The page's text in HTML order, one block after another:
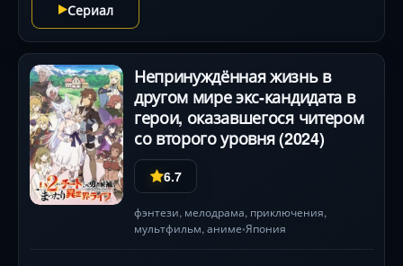
Сериал
Непринуждённая жизнь в
другом мире экс-кандидата в
герои, оказавшегося читером
со второго уровня (2024)
6.7
фэнтези, мелодрама, приключения,
мультфильм, аниме•Япония